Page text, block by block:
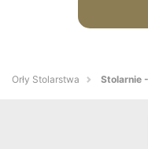
Orły Stolarstwa Stolarnie